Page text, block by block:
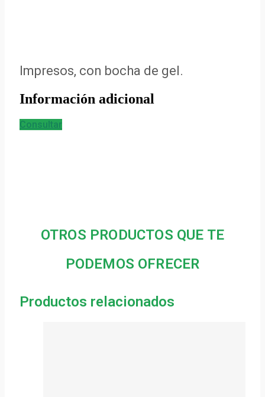
Impresos, con bocha de gel.
Información adicional
Consultar
OTROS PRODUCTOS QUE TE
PODEMOS OFRECER
Productos relacionados